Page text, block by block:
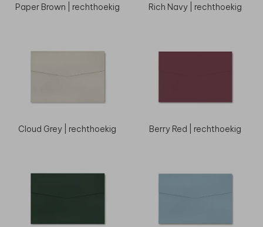
Paper Brown | rechthoekig Rich Navy | rechthoekig
Cloud Grey | rechthoekig Berry Red | rechthoekig